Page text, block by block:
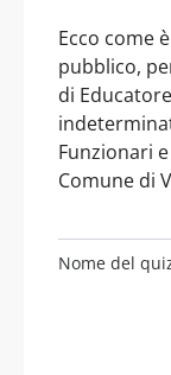
Ecco come
pubblico,
di
Funzionari
Comune di
Nome del